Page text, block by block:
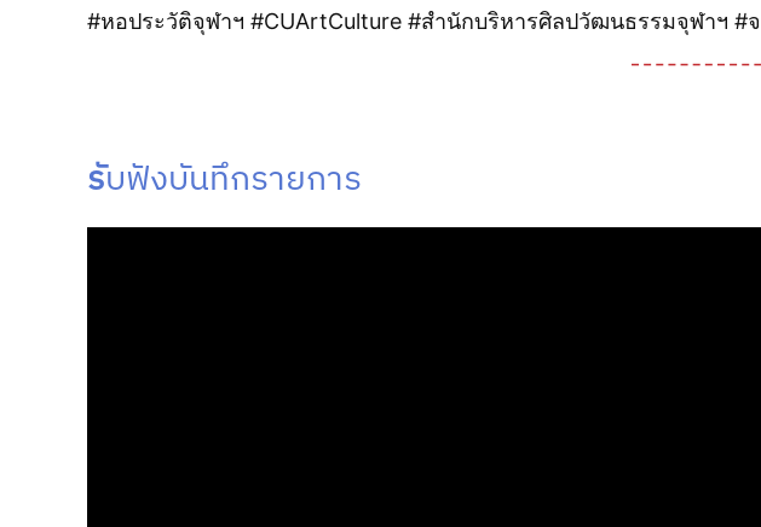
#หอประวัติจุฬาฯ #CUArtCulture #สำนักบริหารศิลปวัฒนธรรมจุฬาฯ #จ
รับฟังบันทึกรายการ